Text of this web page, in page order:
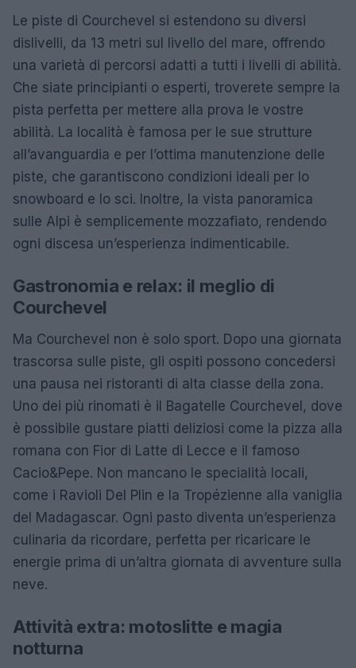
Le piste di Courchevel si estendono su diversi
dislivelli, da 13 metri sul livello del mare, offrendo
una varietà di percorsi adatti a tutti i livelli di abilità.
Che siate principianti o esperti, troverete sempre la
pista perfetta per mettere alla prova le vostre
abilità. La località è famosa per le sue strutture
all’avanguardia e per l’ottima manutenzione delle
piste, che garantiscono condizioni ideali per lo
snowboard e lo sci. Inoltre, la vista panoramica
sulle Alpi è semplicemente mozzafiato, rendendo
ogni discesa un’esperienza indimenticabile.
Gastronomia e relax: il meglio di
Courchevel
Ma Courchevel non è solo sport. Dopo una giornata
trascorsa sulle piste, gli ospiti possono concedersi
una pausa nei ristoranti di alta classe della zona.
Uno dei più rinomati è il Bagatelle Courchevel, dove
è possibile gustare piatti deliziosi come la pizza alla
romana con Fior di Latte di Lecce e il famoso
Cacio&Pepe. Non mancano le specialità locali,
come i Ravioli Del Plin e la Tropézienne alla vaniglia
del Madagascar. Ogni pasto diventa un’esperienza
culinaria da ricordare, perfetta per ricaricare le
energie prima di un’altra giornata di avventure sulla
neve.
Attività extra: motoslitte e magia
notturna